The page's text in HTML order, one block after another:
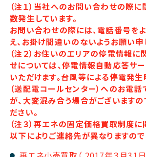
（注１）当社へのお問い合わせの際
数発生しています。
お問い合わせの際には、電話番号を
え、お掛け間違いのないようお願い申
（注２）お住いのエリアの停電情報
せについては、停電情報自動応答サ
いただけます。台風等による停電発
（送配電コールセンター）へのお電
が、大変混み合う場合がございますの
ださい。
（注３）再エネの固定価格買取制度
以下によりご連絡先が異なりますので